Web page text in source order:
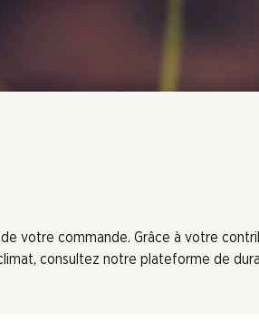
votre commande. Grâce à votre
consultez notre plateforme de